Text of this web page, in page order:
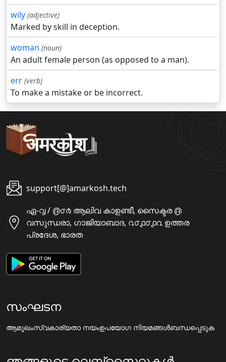
wily (adjective)
Marked by skill in deception.
woman (noun)
An adult female person (as opposed to a man).
err (verb)
To make a mistake or be incorrect.
support[@]amarkosh.tech
ഏ-൮ / ൫൦൪ ആലിവ കാഉണ്ടീ, സൈക്ടര ൫
വസുന്ധരാ, ഗാജിയാബാദ, ൨൦൧൦൧൨ ഉത്തര
പ്രദേശ, ഭാരത
സംഘടന
ആമുഖംസ്വകാര്യതാ നയംഉപയോഗ നിയമങ്ങൾബന്ധപ്പെടുക